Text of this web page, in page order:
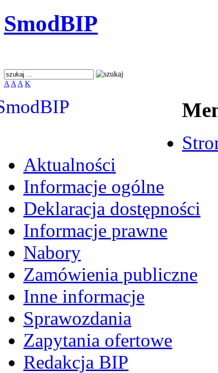
SmodBIP
A A A K
Aktualności
Informacje ogólne
Deklaracja dostępności
Informacje prawne
Nabory
Zamówienia publiczne
Inne informacje
Sprawozdania
Zapytania ofertowe
Redakcja BIP